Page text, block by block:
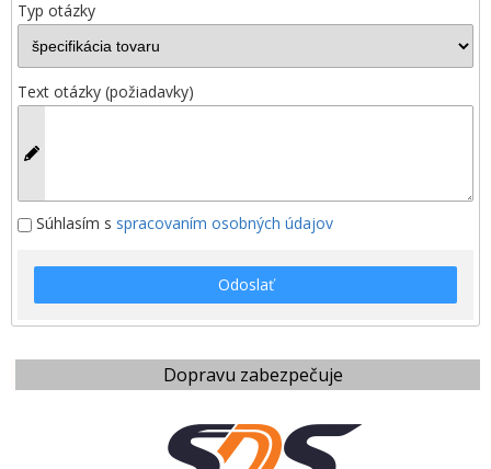
Dopravu zabezpečuje
Typ otázky
Text otázky (požiadavky)
Súhlasím s spracovaním osobných údajov
Odoslať